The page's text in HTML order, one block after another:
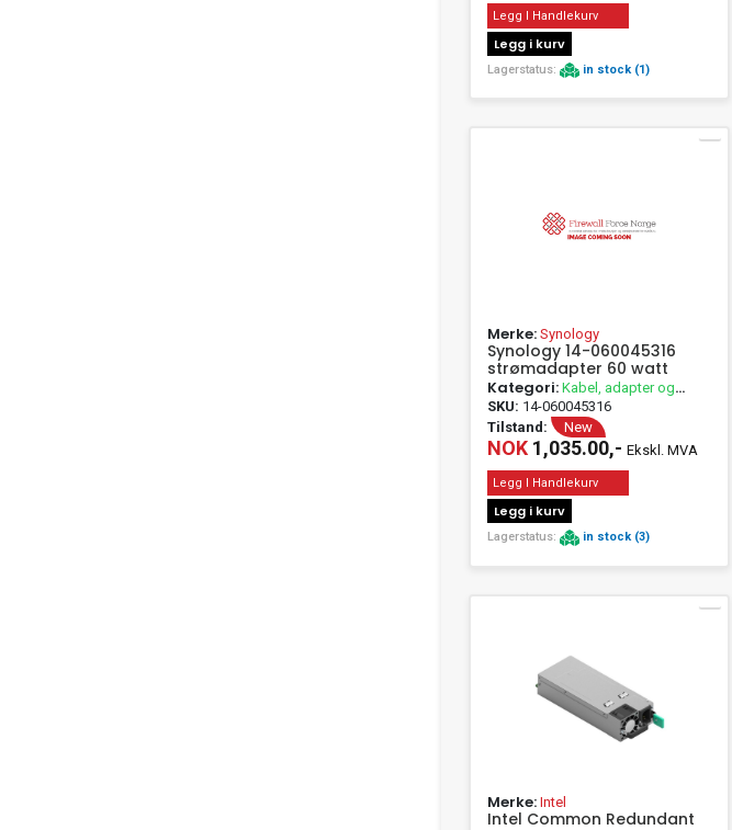
Legg I Handlekurv
Legg i kurv
Lagerstatus: in stock (1)
Merke: Synology
Synology 14-060045316
strømadapter 60 watt
Kategori: Kabel, adapter og
passivt utstyr
SKU: 14-060045316
Tilstand:
New
NOK 1,035.00,- Ekskl. MVA
Legg I Handlekurv
Legg i kurv
Lagerstatus: in stock (3)
Merke: Intel
Intel Common Redundant